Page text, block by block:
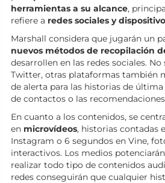
herramientas a su alcance,
refiere a redes sociales y
Marshall considera que jugarán un
nuevos métodos de recopilación
desarrollen en las redes sociales.
Twitter, otras plataformas también
de alerta para las historias de
de contactos o las
En cuanto a los contenidos, se
en microvídeos, historias contadas
Instagram o 6 segundos en Vine,
interactivos. Los medios
realizar todo tipo de contenidos
redes conseguirán que cualquier